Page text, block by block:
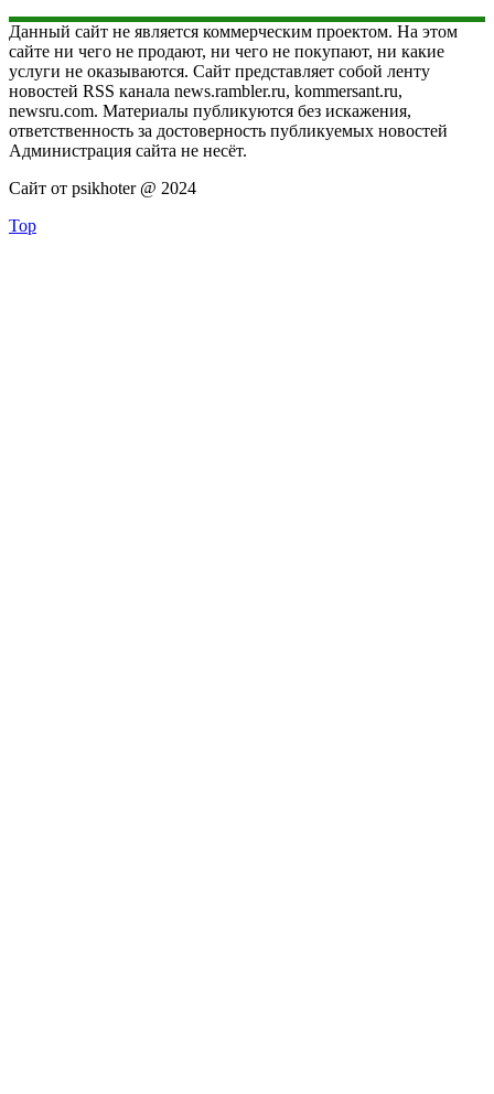
Данный сайт не является коммерческим проектом. На этом
сайте ни чего не продают, ни чего не покупают, ни какие
услуги не оказываются. Сайт представляет собой ленту
новостей RSS канала news.rambler.ru, kommersant.ru,
newsru.com. Материалы публикуются без искажения,
ответственность за достоверность публикуемых новостей
Администрация сайта не несёт.
Сайт от psikhoter @ 2024
Top